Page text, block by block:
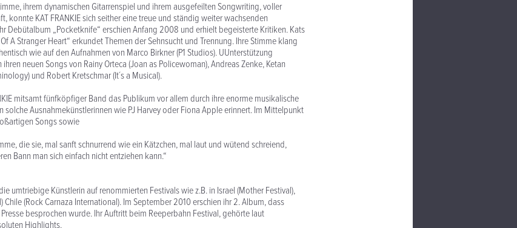
ihrem dynamischen Gitarrenspiel und ihrem ausgefeilten Songwriting, voller
konnte KAT FRANKIE sich seither eine treue und ständig weiter wachsenden
Debütalbum „Pocketknife“ erschien Anfang 2008 und erhielt begeisterte Kritiken. Kats
A Stranger Heart“ erkundet Themen der Sehnsucht und Trennung. Ihre Stimme klang
wie auf den Aufnahmen von Marco Birkner (P1 Studios). UUnterstützung
ihren neuen Songs von Rainy Orteca (Joan as Policewoman), Andreas Zenke, Ketan
und Robert Kretschmar (It´s a Musical).
mitsamt fünfköpfiger Band das Publikum vor allem durch ihre enorme musikalische
solche Ausnahmekünstlerinnen wie PJ Harvey oder Fiona Apple erinnert. Im Mittelpunkt
Songs sowie
die sie, mal sanft schnurrend wie ein Kätzchen, mal laut und wütend schreiend,
Bann man sich einfach nicht entziehen kann.“
umtriebige Künstlerin auf renommierten Festivals wie z.B. in Israel (Mother Festival),
Chile (Rock Carnaza International). Im September 2010 erschien ihr 2. Album, dass
besprochen wurde. Ihr Auftritt beim Reeperbahn Festival, gehörte laut
Highlights.